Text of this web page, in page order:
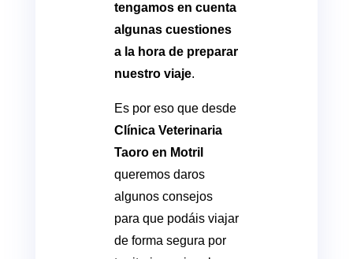
tengamos en cuenta
algunas cuestiones
a la hora de preparar
nuestro viaje.
Es por eso que desde
Clínica Veterinaria
Taoro en Motril
queremos daros
algunos consejos
para que podáis viajar
de forma segura por